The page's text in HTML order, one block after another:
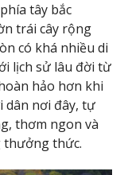
tây bắc
trái cây rộng
có khá nhiều di
lịch sử lâu đời từ
hảo hơn khi
dân nơi đây, tự
thơm ngon và
thưởng thức.